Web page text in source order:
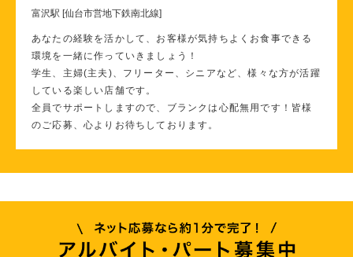
富沢駅 [仙台市営地下鉄南北線]
あなたの経験を活かして、お客様が気持ちよくお食事できる
環境を一緒に作っていきましょう！
学生、主婦(主夫)、フリーター、シニアなど、様々な方が活躍
している楽しい店舗です。
全員でサポートしますので、ブランクは心配無用です！皆様
のご応募、心よりお待ちしております。